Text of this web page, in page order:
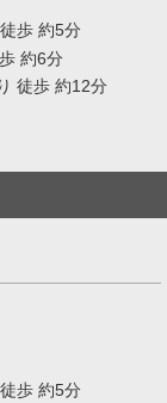
歩 約5分
約6分
徒歩 約12分
歩 約5分